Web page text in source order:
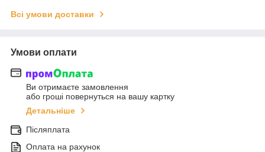
Всі умови доставки
Умови оплати
Ви отримаєте замовлення
або гроші повернуться на вашу картку
Детальніше
Післяплата
Оплата на рахунок